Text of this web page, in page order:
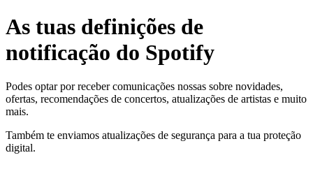
As tuas definições de
notificação do Spotify
Podes optar por receber comunicações nossas sobre novidades,
ofertas, recomendações de concertos, atualizações de artistas e muito
mais.
Também te enviamos atualizações de segurança para a tua proteção
digital.